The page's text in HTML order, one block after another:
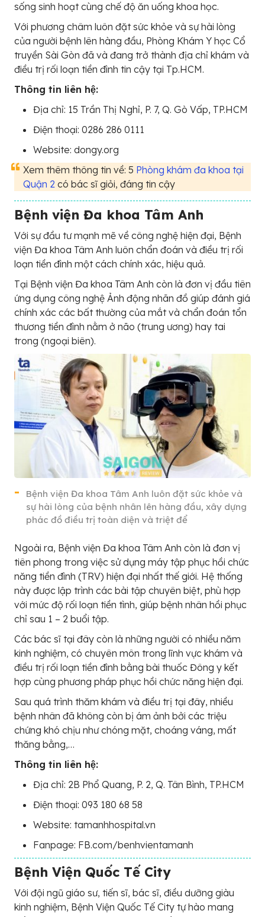
sống sinh hoạt cùng chế độ ăn uống khoa học.
Với phương châm luôn đặt sức khỏe và sự hài lòng
của người bệnh lên hàng đầu, Phòng Khám Y học Cổ
truyền Sài Gòn đã và đang trở thành địa chỉ khám và
điều trị rối loạn tiền đình tin cậy tại Tp.HCM.
Thông tin liên hệ:
Địa chỉ: 15 Trần Thị Nghỉ, P. 7, Q. Gò Vấp, TP.HCM
Điện thoại: 0286 286 0111
Website: dongy.org
Xem thêm thông tin về: 5 Phòng khám đa khoa tại
Quận 2 có bác sĩ giỏi, đáng tin cậy
Bệnh viện Đa khoa Tâm Anh
Với sự đầu tư mạnh mẽ về công nghệ hiện đại, Bệnh
viện Đa khoa Tâm Anh luôn chẩn đoán và điều trị rối
loạn tiền đình một cách chính xác, hiệu quả.
Tại Bệnh viện Đa khoa Tâm Anh còn là đơn vị đầu tiên
ứng dụng công nghệ Ảnh động nhãn đồ giúp đánh giá
chính xác các bất thường của mắt và chẩn đoán tổn
thương tiền đình nằm ở não (trung ương) hay tai
trong (ngoại biên).
Bệnh viện Đa khoa Tâm Anh luôn đặt sức khỏe và
sự hài lòng của bệnh nhân lên hàng đầu, xây dựng
phác đồ điều trị toàn diện và triệt để
Ngoài ra, Bệnh viện Đa khoa Tâm Anh còn là đơn vị
tiên phong trong việc sử dụng máy tập phục hồi chức
năng tiền đình (TRV) hiện đại nhất thế giới. Hệ thống
này được lập trình các bài tập chuyên biệt, phù hợp
với mức độ rối loạn tiền tình, giúp bệnh nhân hồi phục
chỉ sau 1 – 2 buổi tập.
Các bác sĩ tại đây còn là những người có nhiều năm
kinh nghiệm, có chuyên môn trong lĩnh vực khám và
điều trị rối loạn tiền đình bằng bài thuốc Đông y kết
hợp cùng phương pháp phục hồi chức năng hiện đại.
Sau quá trình thăm khám và điều trị tại đây, nhiều
bệnh nhân đã không còn bị ám ảnh bởi các triệu
chứng khó chịu như chóng mặt, choáng váng, mất
thăng bằng,…
Thông tin liên hệ:
Địa chỉ: 2B Phổ Quang, P. 2, Q. Tân Bình, TP.HCM
Điện thoại: 093 180 68 58
Website: tamanhhospital.vn
Fanpage: FB.com/benhvientamanh
Bệnh Viện Quốc Tế City
Với đội ngũ giáo sư, tiến sĩ, bác sĩ, điều dưỡng giàu
kinh nghiệm, Bệnh Viện Quốc Tế City tự hào mang